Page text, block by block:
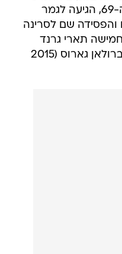
בעולם ונמצאת היום במקום ה-69, הגיעה לגמר
והפסידה שם לסרינה
תארי גרנד
סלאם בזוגות - כולל פעמיים ברולאן גארוס (2015